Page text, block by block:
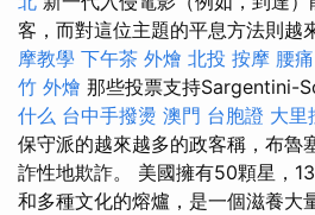
客，而對這位主題的平息方法則越
摩教學 下午茶 外燴 北投 按摩 腰痛
竹 外燴 那些投票支持Sargentini-
什么 台中手撥燙 澳門 台胞證 大里
保守派的越來越多的政客稱，布魯
詐性地欺詐。 美國擁有50顆星，
和多種文化的熔爐，是一個滋養大